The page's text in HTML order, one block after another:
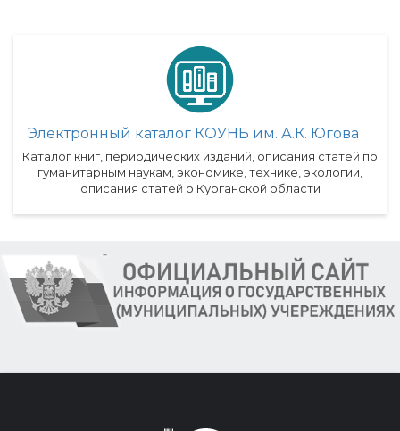
Электронный каталог КОУНБ им. А.К. Югова
Каталог книг, периодических изданий, описания статей по
гуманитарным наукам, экономике, технике, экологии,
описания статей о Курганской области